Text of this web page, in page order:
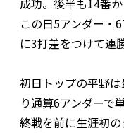
成功。後半も14番
この日5アンダー・
に3打差をつけて連
初日トップの平野
り通算6アンダーで
終戦を前に生涯初の